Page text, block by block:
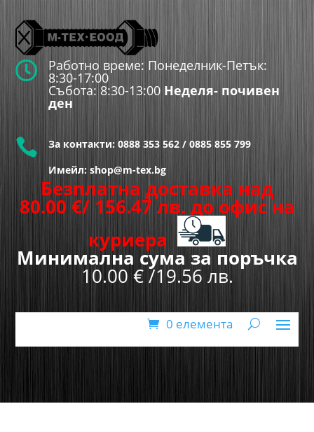
 Работно време: Понеделник-Петък:
8:30-17:00
Събота: 8:30-13:00 Неделя- почивен
ден
 За контакти: 0888 353 562 / 0885 855 799
Имейл: shop@m-tex.bg
Безплатна доставка над
80.00 €/ 156.47 лв. до офис на
куриера
Минимална сума за поръчка
10.00 € /19.56 лв.
0 елемента